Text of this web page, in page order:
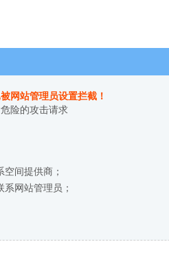
网站管理员设置拦截！
险的攻击请求
间提供商；
网站管理员；